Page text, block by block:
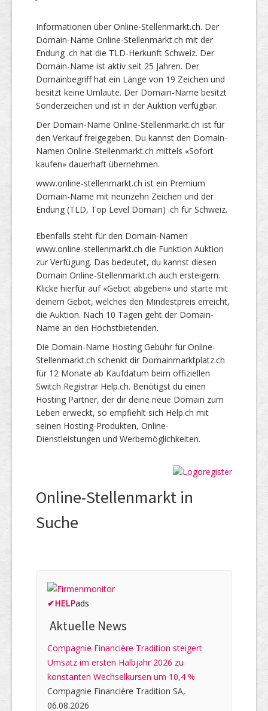
Informationen über Online-Stellenmarkt.ch. Der
Domain-Name Online-Stellenmarkt.ch mit der
Endung .ch hat die TLD-Herkunft Schweiz. Der
Domain-Name ist aktiv seit 25 Jahren. Der
Domainbegriff hat ein Länge von 19 Zeichen und
besitzt keine Umlaute. Der Domain-Name besitzt
Sonderzeichen und ist in der Auktion verfügbar.
Der Domain-Name Online-Stellenmarkt.ch ist für
den Verkauf freigegeben. Du kannst den Domain-
Namen Online-Stellenmarkt.ch mittels «Sofort
kaufen» dauerhaft übernehmen.
www.online-stellenmarkt.ch ist ein Premium
Domain-Name mit neunzehn Zeichen und der
Endung (TLD, Top Level Domain) .ch für Schweiz.
Ebenfalls steht für den Domain-Namen
www.online-stellenmarkt.ch die Funktion Auktion
zur Verfügung. Das bedeutet, du kannst diesen
Domain Online-Stellenmarkt.ch auch ersteigern.
Klicke hierfür auf «Gebot abgeben» und starte mit
deinem Gebot, welches den Mindestpreis erreicht,
die Auktion. Nach 10 Tagen geht der Domain-
Name an den Höchstbietenden.
Die Domain-Name Hosting Gebühr für Online-
Stellenmarkt.ch schenkt dir Domainmarktplatz.ch
für 12 Monate ab Kaufdatum beim offiziellen
Switch Registrar Help.ch. Benötigst du einen
Hosting Partner, der dir deine neue Domain zum
Leben erweckt, so empfiehlt sich Help.ch mit
seinen Hosting-Produkten, Online-
Dienstleistungen und Werbemöglichkeiten.
Online-Stellenmarkt in
Suche
✔HELPads
Aktuelle News
Compagnie Financière Tradition steigert
Umsatz im ersten Halbjahr 2026 zu
konstanten Wechselkursen um 10,4 %
Compagnie Financière Tradition SA,
06.08.2026